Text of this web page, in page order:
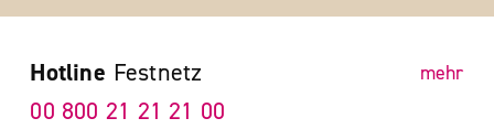
Hotline Festnetz mehr
00 800 21 21 21 00